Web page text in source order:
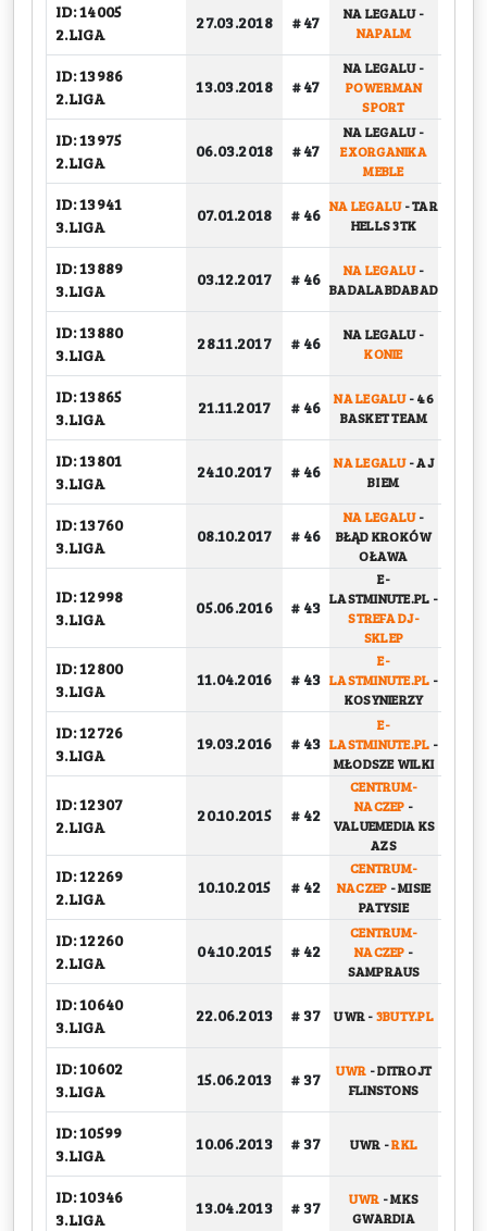
ID: 14005
2.LIGA
27.03.2018 # 47 NA LEGALU-
NAPALM
ID: 13986
2.LIGA
13.03.2018 # 47
NA LEGALU-
POWERMAN
SPORT
ID: 13975
2.LIGA
06.03.2018 # 47
NA LEGALU-
EXORGANIKA
MEBLE
ID: 13941
3.LIGA
07.01.2018 # 46 NA LEGALU-TAR
HELLS 3TK
ID: 13889
3.LIGA
03.12.2017 # 46 NA LEGALU-
BADALABDABAD
ID: 13880
3.LIGA
28.11.2017 # 46 NA LEGALU-
KONIE
ID: 13865
3.LIGA
21.11.2017 # 46 NA LEGALU-46
BASKET TEAM
ID: 13801
3.LIGA
24.10.2017 # 46 NA LEGALU-AJ
BI EM
ID: 13760
3.LIGA
08.10.2017 # 46
NA LEGALU-
BŁĄD KROKÓW
OŁAWA
ID: 12998
3.LIGA
05.06.2016 # 43
E-
LASTMINUTE.PL -
STREFA DJ-
SKLEP
ID: 12800
3.LIGA
11.04.2016 # 43
E-
LASTMINUTE.PL -
KOSYNIERZY
ID: 12726
3.LIGA
19.03.2016 # 43
E-
LASTMINUTE.PL -
MŁODSZE WILKI
ID: 12307
2.LIGA
20.10.2015 # 42
CENTRUM-
NACZEP -
VALUEMEDIA KS
AZS
ID: 12269
2.LIGA
10.10.2015 # 42
CENTRUM-
NACZEP -MISIE
PATYSIE
ID: 12260
2.LIGA
04.10.2015 # 42
CENTRUM-
NACZEP -
SAMPRAUS
ID: 10640
3.LIGA
22.06.2013 # 37 UWR-3BUTY.PL
ID: 10602
3.LIGA
15.06.2013 # 37 UWR -DITROJT
FLINSTONS
ID: 10599
3.LIGA
10.06.2013 # 37 UWR -RKL
ID: 10346
3.LIGA
13.04.2013 # 37 UWR -MKS
GWARDIA